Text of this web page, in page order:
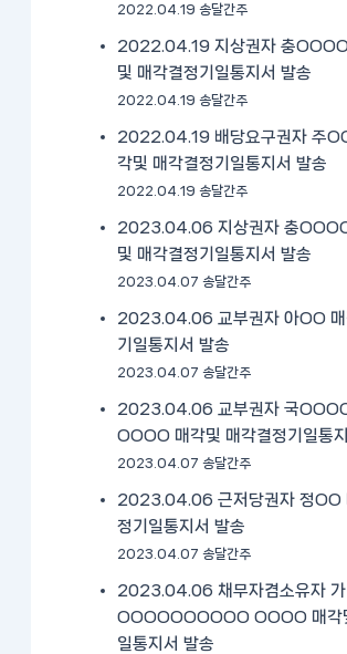
2022.04.19 송달간주
2022.04.19 지상권자 충
및 매각결정기일통지서 발송
2022.04.19 송달간주
2022.04.19 배당요구권자 주
각및 매각결정기일통지서 발송
2022.04.19 송달간주
2023.04.06 지상권자 충
및 매각결정기일통지서 발송
2023.04.07 송달간주
2023.04.06 교부권자 아OO 매
기일통지서 발송
2023.04.07 송달간주
2023.04.06 교부권자 국
OOOO 매각및 매각결정기일통
2023.04.07 송달간주
2023.04.06 근저당권자 정OO
정기일통지서 발송
2023.04.07 송달간주
2023.04.06 채무자겸소유자 가
OOOOOOOOOO OOOO 매각
일통지서 발송